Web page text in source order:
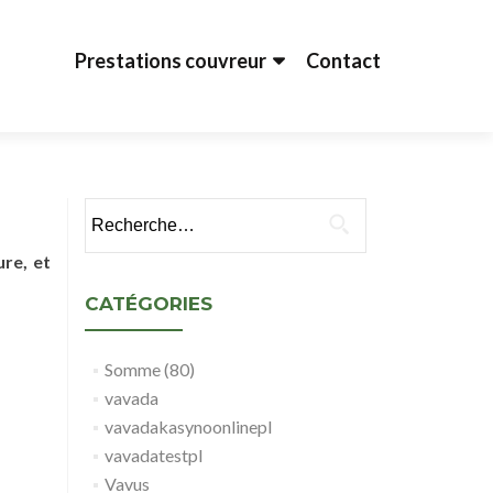
Prestations couvreur Contact
et
CATÉGORIES
Somme (80)
vavada
vavadakasynoonlinepl
vavadatestpl
Vavus